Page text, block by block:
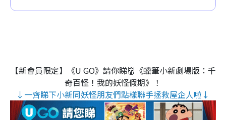
【新會員限定】《U GO》請你睇👹《蠟筆小新劇場版：千
奇百怪！我的妖怪假期》！
↓一齊睇下小新同妖怪朋友們點樣聯手拯救屋企人啦↓